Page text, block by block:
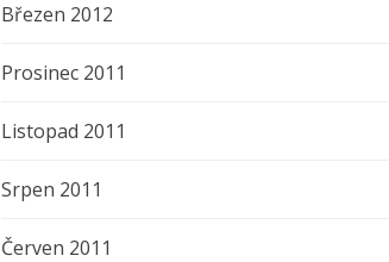
Březen 2012
Prosinec 2011
Listopad 2011
Srpen 2011
Červen 2011